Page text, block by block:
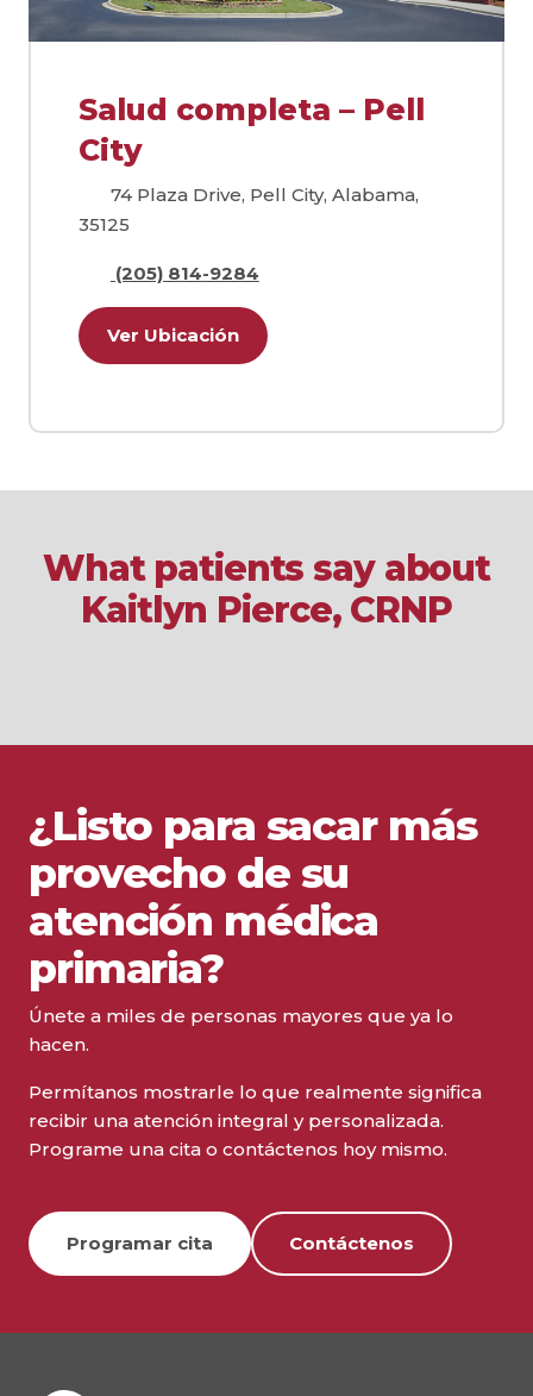
Salud completa – Pell
City
74 Plaza Drive, Pell City, Alabama,
35125
(205) 814-9284
Ver Ubicación
What patients say about
Kaitlyn Pierce, CRNP
¿Listo para sacar más
provecho de su
atención médica
primaria?
Únete a miles de personas mayores que ya lo
hacen.
Permítanos mostrarle lo que realmente significa
recibir una atención integral y personalizada.
Programe una cita o contáctenos hoy mismo.
Programar cita Contáctenos